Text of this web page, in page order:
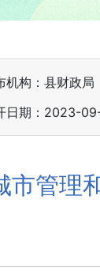
机构：县财政局
日期：2023-
管理